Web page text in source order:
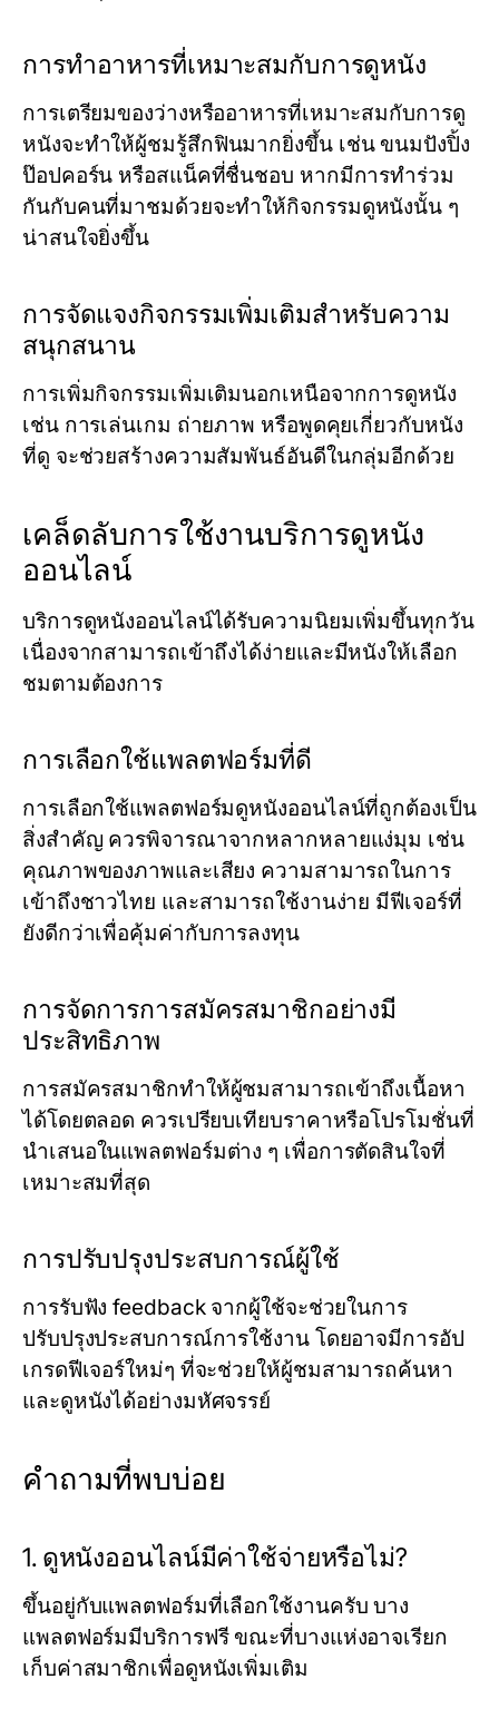
การทำอาหารที่เหมาะสมกับการดูหนัง
การเตรียมของว่างหรืออาหารที่เหมาะสมกับการดู
หนังจะทำให้ผู้ชมรู้สึกฟินมากยิ่งขึ้น เช่น ขนมปังปิ้ง
ป๊อปคอร์น หรือสแน็คที่ชื่นชอบ หากมีการทำร่วม
กันกับคนที่มาชมด้วยจะทำให้กิจกรรมดูหนังนั้น ๆ
น่าสนใจยิ่งขึ้น
การจัดแจงกิจกรรมเพิ่มเติมสำหรับความ
สนุกสนาน
การเพิ่มกิจกรรมเพิ่มเติมนอกเหนือจากการดูหนัง
เช่น การเล่นเกม ถ่ายภาพ หรือพูดคุยเกี่ยวกับหนัง
ที่ดู จะช่วยสร้างความสัมพันธ์อันดีในกลุ่มอีกด้วย
เคล็ดลับการใช้งานบริการดูหนัง
ออนไลน์
บริการดูหนังออนไลน์ได้รับความนิยมเพิ่มขึ้นทุกวัน
เนื่องจากสามารถเข้าถึงได้ง่ายและมีหนังให้เลือก
ชมตามต้องการ
การเลือกใช้แพลตฟอร์มที่ดี
การเลือกใช้แพลตฟอร์มดูหนังออนไลน์ที่ถูกต้องเป็น
สิ่งสำคัญ ควรพิจารณาจากหลากหลายแง่มุม เช่น
คุณภาพของภาพและเสียง ความสามารถในการ
เข้าถึงชาวไทย และสามารถใช้งานง่าย มีฟีเจอร์ที่
ยังดีกว่าเพื่อคุ้มค่ากับการลงทุน
การจัดการการสมัครสมาชิกอย่างมี
ประสิทธิภาพ
การสมัครสมาชิกทำให้ผู้ชมสามารถเข้าถึงเนื้อหา
ได้โดยตลอด ควรเปรียบเทียบราคาหรือโปรโมชั่นที่
นำเสนอในแพลตฟอร์มต่าง ๆ เพื่อการตัดสินใจที่
เหมาะสมที่สุด
การปรับปรุงประสบการณ์ผู้ใช้
การรับฟัง feedback จากผู้ใช้จะช่วยในการ
ปรับปรุงประสบการณ์การใช้งาน โดยอาจมีการอัป
เกรดฟีเจอร์ใหม่ๆ ที่จะช่วยให้ผู้ชมสามารถค้นหา
และดูหนังได้อย่างมหัศจรรย์
คำถามที่พบบ่อย
1. ดูหนังออนไลน์มีค่าใช้จ่ายหรือไม่?
ขึ้นอยู่กับแพลตฟอร์มที่เลือกใช้งานครับ บาง
แพลตฟอร์มมีบริการฟรี ขณะที่บางแห่งอาจเรียก
เก็บค่าสมาชิกเพื่อดูหนังเพิ่มเติม